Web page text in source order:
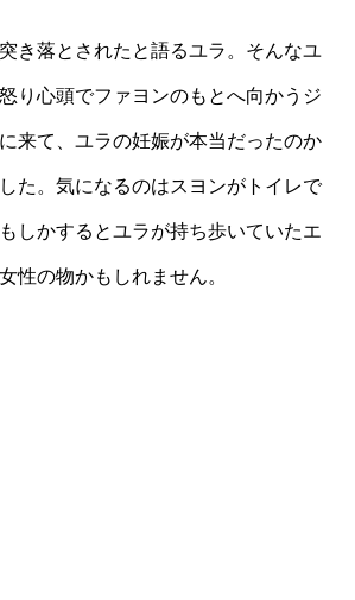
き落とされたと語るユラ。そんなユ
り心頭でファヨンのもとへ向かうジ
来て、ユラの妊娠が本当だったのか
た。気になるのはスヨンがトイレで
しかするとユラが持ち歩いていたエ
性の物かもしれません。